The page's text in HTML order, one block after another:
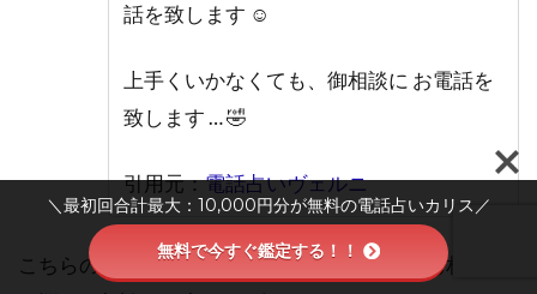
話を致します ☺️
上手くいかなくても、御相談に お電話を
致します … 🤣
引用元：電話占いヴェルニ
こちらの相談者は、どうしても忘れられないお相手と
＼最初回合計最大：10,000円分が無料の電話占いカリス／
無料で今すぐ鑑定する！！